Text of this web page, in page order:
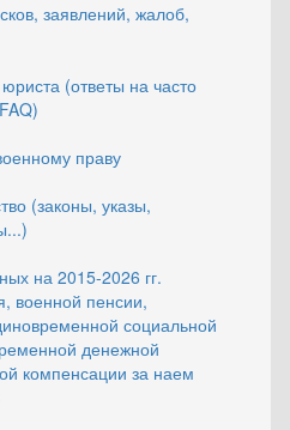
заявлений, жалоб,
(ответы на часто
праву
(законы, указы,
на 2015-2026 гг.
военной пенсии,
социальной
денежной
компенсации за наем